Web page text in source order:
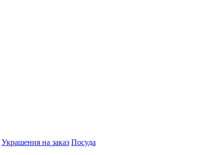
Украшения на заказ Посуда